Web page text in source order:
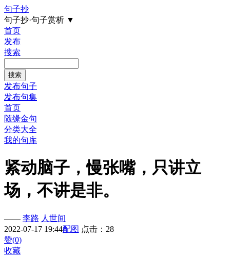
句子抄
句子抄·句子赏析 ▼
首页
发布
搜索
发布句子
发布句集
首页
随缘金句
分类大全
我的句库
紧动脑子，慢张嘴，只讲立
场，不讲是非。
—— 李路 人世间
2022-07-17 19:44配图 点击：28
赞(0)
收藏